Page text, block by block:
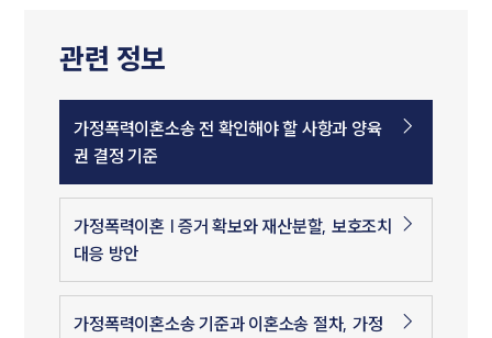
관련 정보
가정폭력이혼소송 전 확인해야 할 사항과 양육
권 결정 기준
가정폭력이혼 | 증거 확보와 재산분할, 보호조치
대응 방안
가정폭력이혼소송 기준과 이혼소송 절차, 가정